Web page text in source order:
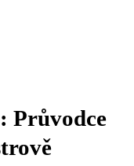
Průvodce